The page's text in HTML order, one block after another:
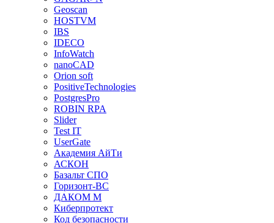
Geoscan
HOSTVM
IBS
IDECO
InfoWatch
nanoCAD
Orion soft
PositiveTechnologies
PostgresPro
ROBIN RPA
Slider
Test IT
UserGate
Академия АйТи
АСКОН
Базальт СПО
Горизонт-ВС
ДАКОМ М
Киберпротект
Код безопасности